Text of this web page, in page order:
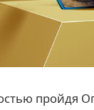
пройдя